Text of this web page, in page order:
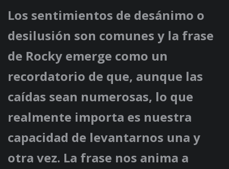
Los sentimientos de desánimo o
desilusión son comunes y la frase
de Rocky emerge como un
recordatorio de que, aunque las
caídas sean numerosas, lo que
realmente importa es nuestra
capacidad de levantarnos una y
otra vez. La frase nos anima a